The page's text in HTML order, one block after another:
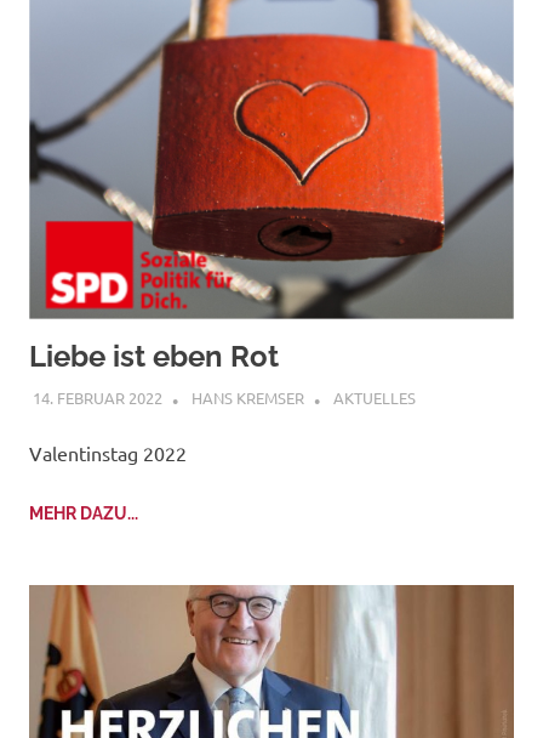
Liebe ist eben Rot
14. FEBRUAR 2022 HANS KREMSER AKTUELLES
Valentinstag 2022
MEHR DAZU...